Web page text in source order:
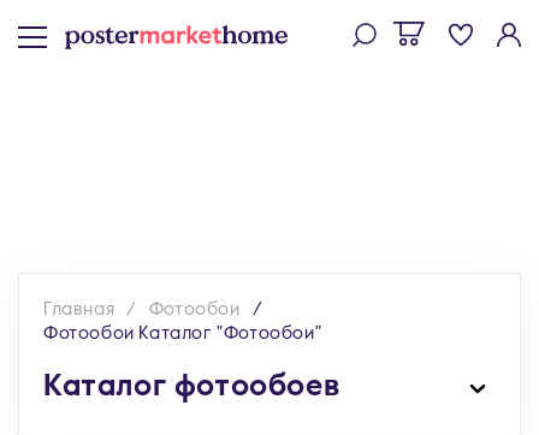
Главная
Фотообои
Фотообои Каталог "Фотообои"
Каталог фотообоев